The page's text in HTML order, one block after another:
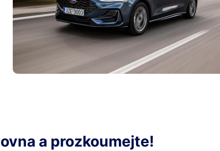
a prozkoumejte!